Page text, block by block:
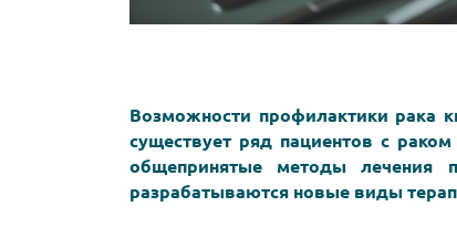
Возможности профилактики рака
существует ряд пациентов с
общепринятые методы лечения
разрабатываются новые виды